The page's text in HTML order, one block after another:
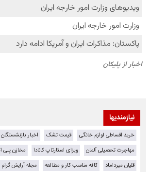
نیازمندیها
خرید اقساطی لوازم خانگی قیمت تشک
اخبار بازنشستگان
مهاجرت تحصیلی آلمان
ویزای استارتاپ کانادا مخازن پلی
قلیان میرداماد
کافه مناسب کار و مطالعه مجله آرایش گرام